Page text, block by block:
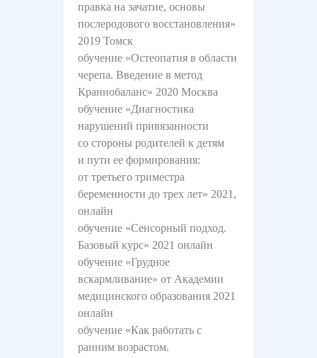
правка на зачатие, основы
послеродового восстановления»
2019 Томск
обучение «Остеопатия в области
черепа. Введение в метод
Краниобаланс» 2020 Москва
обучение «Диагностика
нарушений привязанности
со стороны родителей к детям
и пути ее формирования:
от третьего триместра
беременности до трех лет» 2021,
онлайн
обучение «Сенсорный подход.
Базовый курс» 2021 онлайн
обучение «Грудное
вскармливание» от Академии
медицинского образования 2021
онлайн
обучение «Как работать с
ранним возрастом.